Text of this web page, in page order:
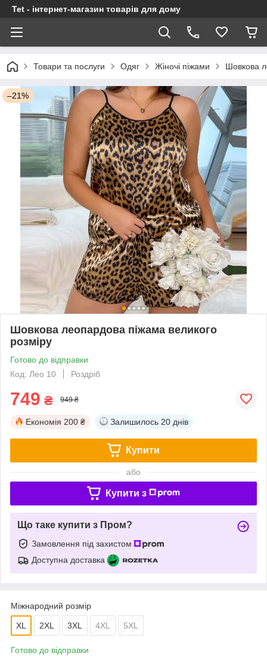
Tet - інтернет-магазин товарів для дому
Товари та послуги Одяг Жіночі піжами Шовкова
–21%
Шовкова леопардова піжама великого
розміру
Готово до відправки
Код: Лео 10
Роздріб
749 ₴ 949 ₴
Економія 200 ₴ Залишилось 20 днів
Купити
або
Купити з
Що таке купити з Пром?
Замовлення під захистом
Доступна доставка
Міжнародний розмір
XL 2XL 3XL 4XL 5XL
Готово до відправки